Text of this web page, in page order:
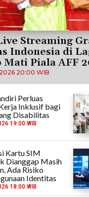
Streaming
Indonesia di
Mati Piala AFF
20:00 WIB
Perluas
Inklusif bagi
Disabilitas
19:00 WIB
Kartu SIM
Dianggap Masih
Ada Risiko
Identitas
18:00 WIB